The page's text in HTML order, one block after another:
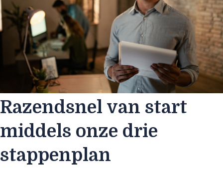
Razendsnel van start
middels onze drie
stappenplan